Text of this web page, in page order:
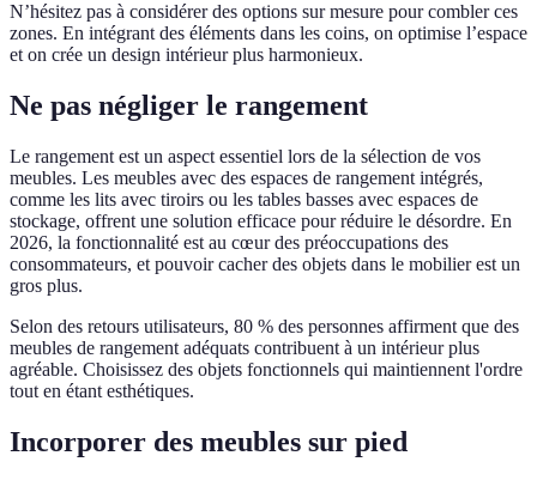
N’hésitez pas à considérer des options sur mesure pour combler ces
zones. En intégrant des éléments dans les coins, on optimise l’espace
et on crée un design intérieur plus harmonieux.
Ne pas négliger le rangement
Le rangement est un aspect essentiel lors de la sélection de vos
meubles. Les meubles avec des espaces de rangement intégrés,
comme les lits avec tiroirs ou les tables basses avec espaces de
stockage, offrent une solution efficace pour réduire le désordre. En
2026, la fonctionnalité est au cœur des préoccupations des
consommateurs, et pouvoir cacher des objets dans le mobilier est un
gros plus.
Selon des retours utilisateurs, 80 % des personnes affirment que des
meubles de rangement adéquats contribuent à un intérieur plus
agréable. Choisissez des objets fonctionnels qui maintiennent l'ordre
tout en étant esthétiques.
Incorporer des meubles sur pied